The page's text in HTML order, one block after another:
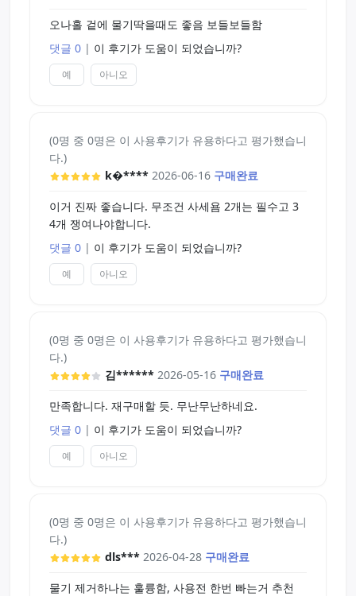
오나홀 겉에 물기딱을때도 좋음 보들보들함
댓글 0 | 이 후기가 도움이 되었습니까?
예 아니오
(0명 중 0명은 이 사용후기가 유용하다고 평가했습니
다.)
k�**** 2026-06-16 구매완료
이거 진짜 좋습니다. 무조건 사세욤 2개는 필수고 3
4개 쟁여나야합니다.
댓글 0 | 이 후기가 도움이 되었습니까?
예 아니오
(0명 중 0명은 이 사용후기가 유용하다고 평가했습니
다.)
김****** 2026-05-16 구매완료
만족합니다. 재구매할 듯. 무난무난하네요.
댓글 0 | 이 후기가 도움이 되었습니까?
예 아니오
(0명 중 0명은 이 사용후기가 유용하다고 평가했습니
다.)
dls*** 2026-04-28 구매완료
물기 제거하나는 훌륭함, 사용전 한번 빠는거 추천